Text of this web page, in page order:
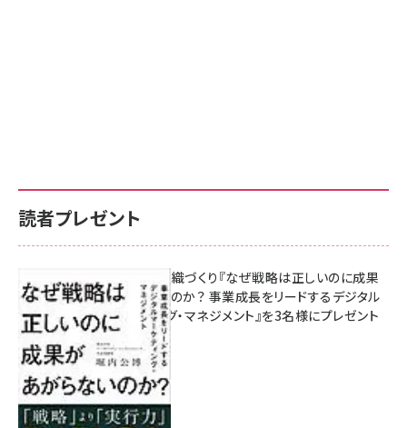
読者プレゼント
成果を生む組織づくり『なぜ戦略は正しいのに成果
があがらないのか？ 事業成長をリードするデジタル
マーケティング・マネジメント』を3名様にプレゼント
10:00